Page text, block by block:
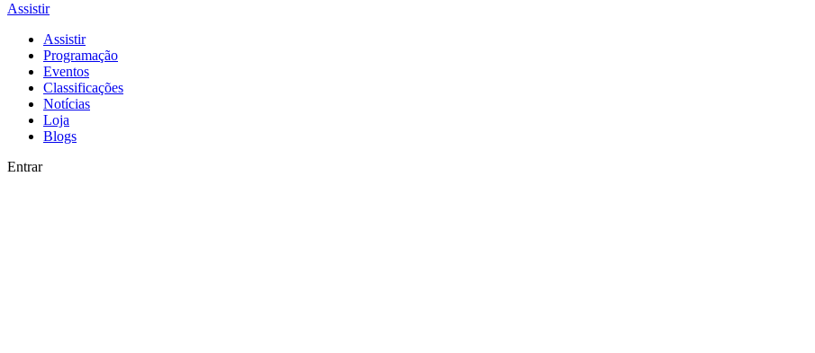
Assistir
Assistir
Programação
Eventos
Classificações
Notícias
Loja
Blogs
Entrar